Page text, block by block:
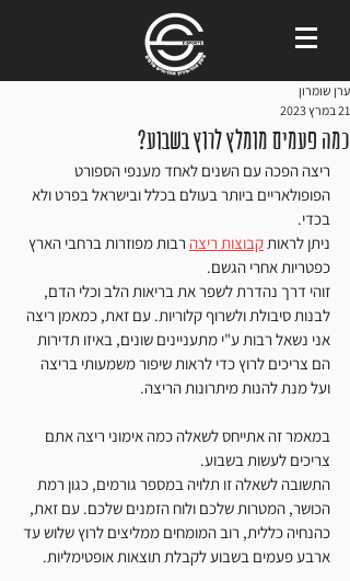
כמה פעמים מומלץ לרוץ בשבוע?
ערן שומרון
21 במרץ 2023
ריצה הפכה עם השנים לאחד מענפי הספורט
הפופולאריים ביותר בעולם בכלל ובישראל בפרט ולא
בכדי.
ניתן לראות קבוצות ריצה רבות מפוזרות ברחבי הארץ
כפטריות אחרי הגשם.
זוהי דרך נהדרת לשפר את בריאות הלב וכלי הדם,
לבנות סיבולת ולשרוף קלוריות. עם זאת, כמאמן ריצה
אני נשאל רבות ע"י מתעניינים שונים, באיזו תדירות
הם צריכים לרוץ כדי לראות שיפור משמעותי בריצה
ועל מנת להנות מיתרונות הריצה.
במאמר זה אתייחס לשאלה כמה אימוני ריצה אתם
צריכים לעשות בשבוע.
התשובה לשאלה זו תלויה במספר גורמים, כגון רמת
הכושר, המטרות שלכם ולוח הזמנים שלכם. עם זאת,
כהנחיה כללית, רוב המומחים ממליצים לרוץ שלוש עד
ארבע פעמים בשבוע לקבלת תוצאות אופטימליות.